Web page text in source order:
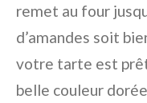
remet au four
d’amandes soit
votre tarte est
belle couleur